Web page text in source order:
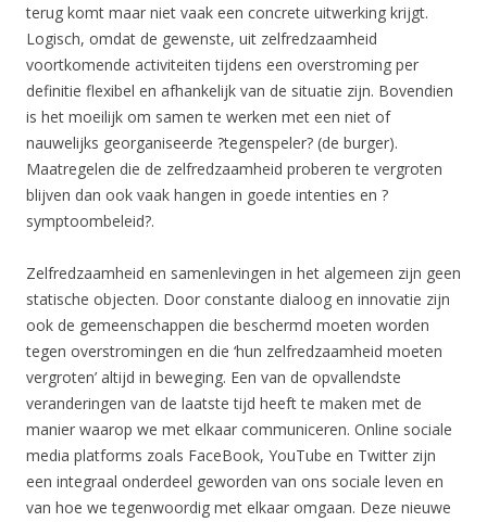
terug komt maar niet vaak een concrete uitwerking krijgt.
Logisch, omdat de gewenste, uit zelfredzaamheid
voortkomende activiteiten tijdens een overstroming per
definitie flexibel en afhankelijk van de situatie zijn. Bovendien
is het moeilijk om samen te werken met een niet of
nauwelijks georganiseerde ?tegenspeler? (de burger).
Maatregelen die de zelfredzaamheid proberen te vergroten
blijven dan ook vaak hangen in goede intenties en ?
symptoombeleid?.
Zelfredzaamheid en samenlevingen in het algemeen zijn geen
statische objecten. Door constante dialoog en innovatie zijn
ook de gemeenschappen die beschermd moeten worden
tegen overstromingen en die ‘hun zelfredzaamheid moeten
vergroten’ altijd in beweging. Een van de opvallendste
veranderingen van de laatste tijd heeft te maken met de
manier waarop we met elkaar communiceren. Online sociale
media platforms zoals FaceBook, YouTube en Twitter zijn
een integraal onderdeel geworden van ons sociale leven en
van hoe we tegenwoordig met elkaar omgaan. Deze nieuwe